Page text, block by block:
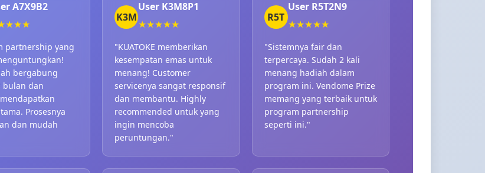
A7X9B2
partnership yang
bergabung
bulan dan
Prosesnya
dan mudah
K3M
User K3M8P1
★★★★★
"KUATOKE memberikan
kesempatan emas untuk
menang! Customer
servicenya sangat responsif
dan membantu. Highly
recommended untuk yang
ingin mencoba
peruntungan."
R5T
User R5T2N9
★★★★★
"Sistemnya fair dan
terpercaya. Sudah 2 kali
menang hadiah dalam
program ini. Vendome Prize
memang yang terbaik untuk
program partnership
seperti ini."